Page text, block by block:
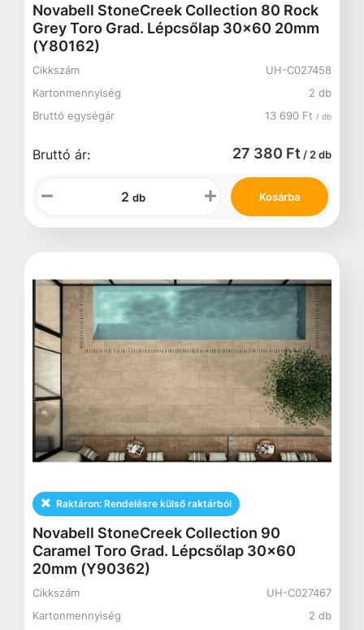
Novabell StoneCreek Collection 80 Rock
Grey Toro Grad. Lépcsőlap 30x60 20mm
(Y80162)
Cikkszám
UH-C027458
Kartonmennyiség
2 db
Bruttó egységár
13 690 Ft / db
Bruttó ár: 27 380 Ft / 2 db
db Kosárba
Raktáron: Rendelésre külső raktárból
Novabell StoneCreek Collection 90
Caramel Toro Grad. Lépcsőlap 30x60
20mm (Y90362)
Cikkszám
UH-C027467
Kartonmennyiség
2 db